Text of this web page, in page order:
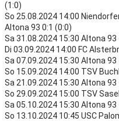
(1:0)
So 25.08.2024 14:00
Altona 93 0:1 (0:0)
Sa 31.08.2024 15:30 Altona
Di 03.09.2024 14:00 FC
Sa 07.09.2024 15:30 Altona
So 15.09.2024 14:00 TSV
Sa 21.09.2024 15:30 Altona
So 29.09.2024 15:00 TSV
Sa 05.10.2024 15:30 Altona 93
So 13.10.2024 10:45 USC